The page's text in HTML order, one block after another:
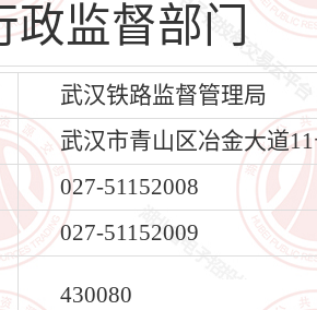
政监督部门
武汉铁路监督管理局
武汉市青山区冶金大道
027-51152008
027-51152009
430080